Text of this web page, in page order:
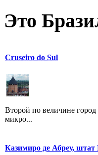
Это
Cruseiro do Sul
Второй по величине город
микро...
Казимиро де Абреу,